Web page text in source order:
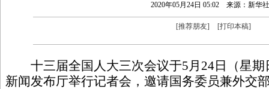
2020年05月24日 05:02 来源：新华社
[推荐朋友] [打印本稿]
十三届全国人大三次会议于5月24日（星期
新闻发布厅举行记者会，邀请国务委员兼外交